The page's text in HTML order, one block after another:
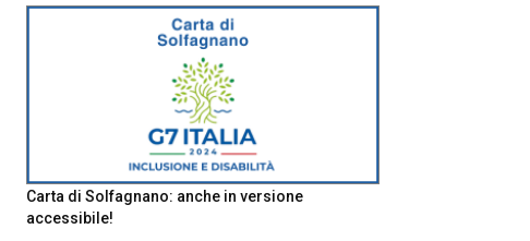
Carta di Solfagnano: anche in versione
accessibile!